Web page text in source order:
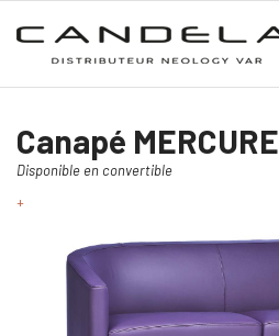
Canapé MERCURE
Disponible en convertible
+